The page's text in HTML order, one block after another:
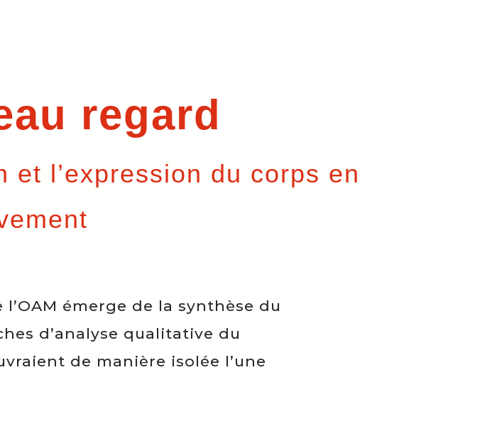
regard
l’expression du corps en
émerge de la synthèse du
d’analyse qualitative du
de manière isolée l’une